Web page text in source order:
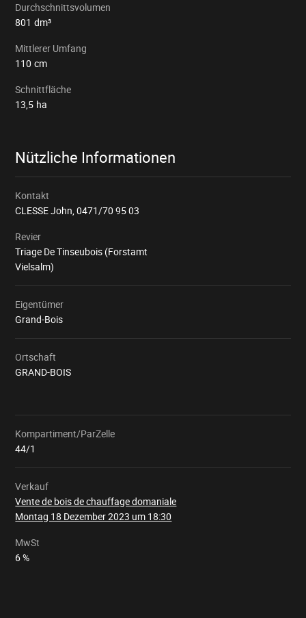
Durchschnittsvolumen
801 dm³
Mittlerer Umfang
110 cm
Schnittfläche
13,5 ha
Nützliche Informationen
Kontakt
CLESSE John,0471/70 95 03
Revier
Triage De Tinseubois (Forstamt
Vielsalm)
Eigentümer
Grand-Bois
Ortschaft
GRAND-BOIS
Kompartiment/ParZelle
44/1
Verkauf
Vente de bois de chauffage domaniale
Montag 18 Dezember 2023 um 18:30
Wird
MwSt
6 %